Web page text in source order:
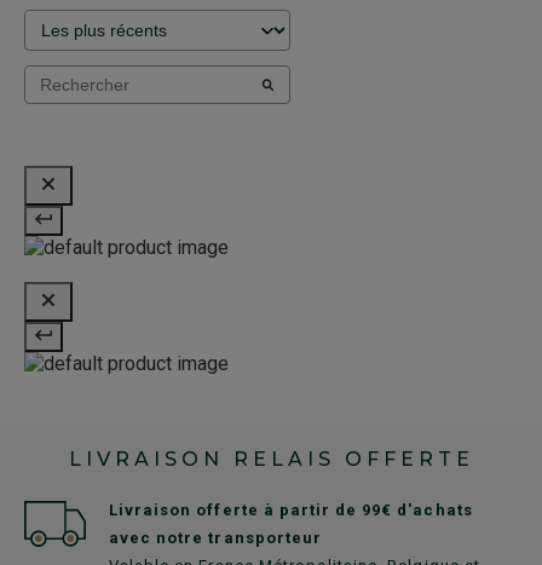
LIVRAISON RELAIS OFFERTE
Livraison offerte à partir de 99€ d'achats
avec notre transporteur